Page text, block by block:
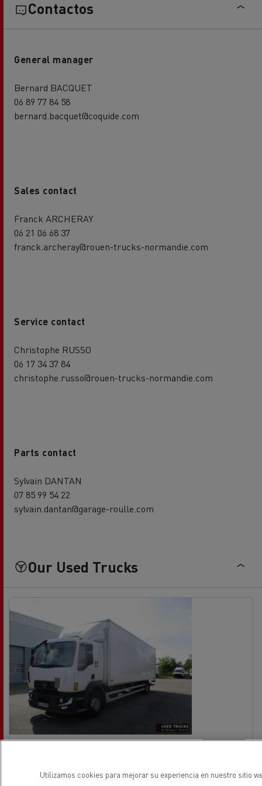
Contactos
General manager
Bernard BACQUET
06 89 77 84 58
bernard.bacquet@coquide.com
Sales contact
Franck ARCHERAY
06 21 06 68 37
franck.archeray@rouen-trucks-normandie.com
Service contact
Christophe RUSSO
06 17 34 37 84
christophe.russo@rouen-trucks-normandie.com
Parts contact
Sylvain DANTAN
07 85 99 54 22
sylvain.dantan@garage-roulle.com
Our Used Trucks
Renault Trucks D 280
Euro 6Utilizamos cookies para mejorar su experiencia en nuestro sitio